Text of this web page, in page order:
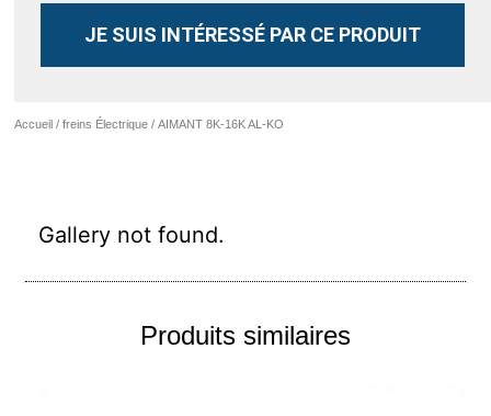
Accueil /freins Électrique / AIMANT 8K-16K AL-KO
Gallery not found.
JE SUIS INTÉRESSÉ PAR CE PRODUIT
Produits similaires